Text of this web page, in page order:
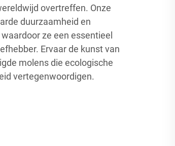
overtreffen. Onze
duurzaamheid en
ze een essentieel
Ervaar de kunst van
molens die ecologische
vertegenwoordigen.